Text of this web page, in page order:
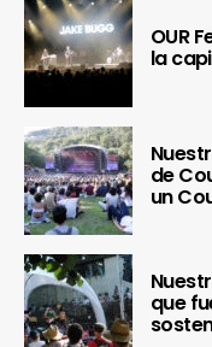
OUR
la
de
un
que